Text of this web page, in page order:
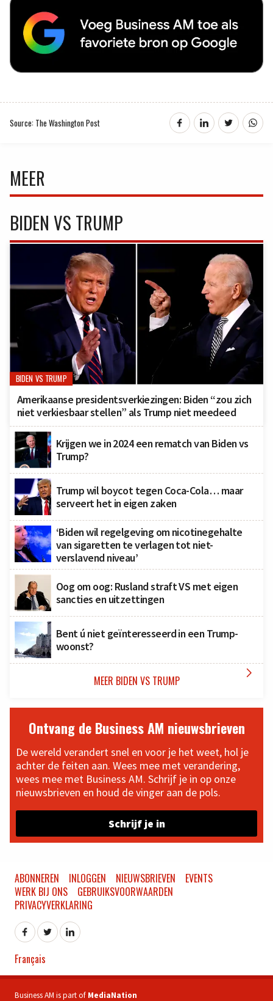
Source: The Washington Post
MEER
BIDEN VS TRUMP
BIDEN VS TRUMP
Amerikaanse presidentsverkiezingen: Biden “zou zich
niet verkiesbaar stellen” als Trump niet meedeed
Krijgen we in 2024 een rematch van Biden vs
Trump?
Trump wil boycot tegen Coca-Cola… maar
serveert het in eigen zaken
‘Biden wil regelgeving om nicotinegehalte
van sigaretten te verlagen tot niet-
verslavend niveau’
Oog om oog: Rusland straft VS met eigen
sancties en uitzettingen
Bent ú niet geïnteresseerd in een Trump-
woonst?
MEER BIDEN VS TRUMP 
Ontvang de Business AM nieuwsbrieven
De wereld verandert snel en voor je het weet, hol je
achter de feiten aan. Wees mee met verandering,
wees mee met Business AM. Schrijf je in op onze
nieuwsbrieven en houd de vinger aan de pols.
Schrijf je in
ABONNEREN INLOGGEN NIEUWSBRIEVEN
EVENTS
WERK BIJ ONS
GEBRUIKSVOORWAARDEN
PRIVACYVERKLARING
Français
Business AM is part of MediaNation